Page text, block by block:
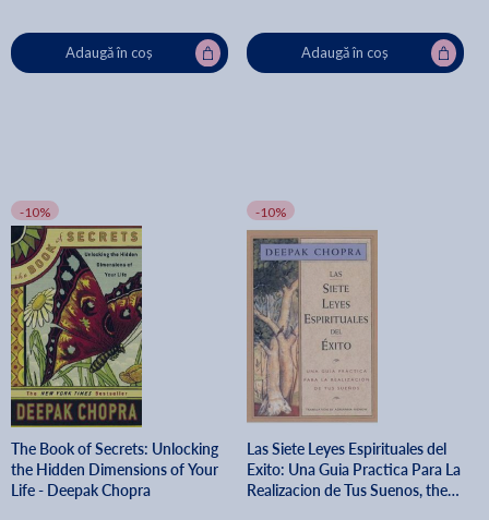
Adaugă în coș Adaugă în coș
-10%
The Book of Secrets: Unlocking
the Hidden Dimensions of Your
Life - Deepak Chopra
-10%
Las Siete Leyes Espirituales del
Exito: Una Guia Practica Para La
Realizacion de Tus Suenos, the